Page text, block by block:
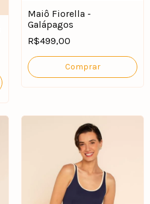
Maiô Fiorella -
Galápagos
R$499,00
Comprar